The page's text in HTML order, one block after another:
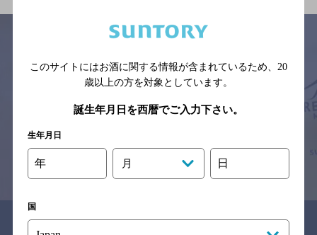
ご意見・ご感想
予告なしに変更されることがありますので、
情報提供：ぐるなび
関連リンク
このサイトにはお酒に関する情報が含まれているため、 20
歳以上の方を対象としています。
誕生年月日を西暦でご入力下さい。
生年月日
年 月 日
国